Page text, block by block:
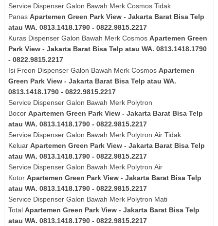
Service Dispenser Galon Bawah Merk Cosmos Tidak
Panas Apartemen Green Park View - Jakarta Barat Bisa Telp
atau WA. 0813.1418.1790 - 0822.9815.2217
Kuras Dispenser Galon Bawah Merk Cosmos Apartemen Green
Park View - Jakarta Barat Bisa Telp atau WA. 0813.1418.1790
- 0822.9815.2217
Isi Freon Dispenser Galon Bawah Merk Cosmos Apartemen
Green Park View - Jakarta Barat Bisa Telp atau WA.
0813.1418.1790 - 0822.9815.2217
Service Dispenser Galon Bawah Merk Polytron
Bocor Apartemen Green Park View - Jakarta Barat Bisa Telp
atau WA. 0813.1418.1790 - 0822.9815.2217
Service Dispenser Galon Bawah Merk Polytron Air Tidak
Keluar Apartemen Green Park View - Jakarta Barat Bisa Telp
atau WA. 0813.1418.1790 - 0822.9815.2217
Service Dispenser Galon Bawah Merk Polytron Air
Kotor Apartemen Green Park View - Jakarta Barat Bisa Telp
atau WA. 0813.1418.1790 - 0822.9815.2217
Service Dispenser Galon Bawah Merk Polytron Mati
Total Apartemen Green Park View - Jakarta Barat Bisa Telp
atau WA. 0813.1418.1790 - 0822.9815.2217